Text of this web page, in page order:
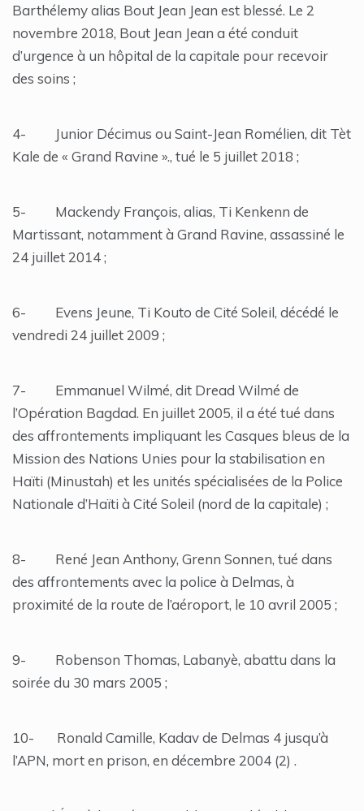
Barthélemy alias Bout Jean Jean est blessé. Le 2
novembre 2018, Bout Jean Jean a été conduit
d’urgence à un hôpital de la capitale pour recevoir
des soins ;
4- Junior Décimus ou Saint-Jean Romélien, dit Tèt
Kale de « Grand Ravine »., tué le 5 juillet 2018 ;
5- Mackendy François, alias, Ti Kenkenn de
Martissant, notamment à Grand Ravine, assassiné le
24 juillet 2014 ;
6- Evens Jeune, Ti Kouto de Cité Soleil, décédé le
vendredi 24 juillet 2009 ;
7- Emmanuel Wilmé, dit Dread Wilmé de
l’Opération Bagdad. En juillet 2005, il a été tué dans
des affrontements impliquant les Casques bleus de la
Mission des Nations Unies pour la stabilisation en
Haïti (Minustah) et les unités spécialisées de la Police
Nationale d’Haïti à Cité Soleil (nord de la capitale) ;
8- René Jean Anthony, Grenn Sonnen, tué dans
des affrontements avec la police à Delmas, à
proximité de la route de l’aéroport, le 10 avril 2005 ;
9- Robenson Thomas, Labanyè, abattu dans la
soirée du 30 mars 2005 ;
10- Ronald Camille, Kadav de Delmas 4 jusqu’à
l’APN, mort en prison, en décembre 2004 (2) .